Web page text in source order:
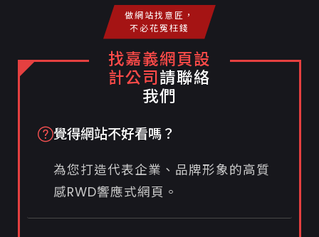
做網站找意匠，
不必花冤枉錢
找嘉義網頁設
計公司請聯絡
我們
覺得網站不好看嗎？
為您打造代表企業、品牌形象的高質
感RWD響應式網頁。